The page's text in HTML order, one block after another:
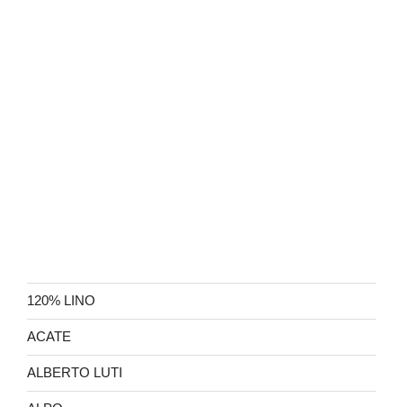
120% LINO
ACATE
ALBERTO LUTI